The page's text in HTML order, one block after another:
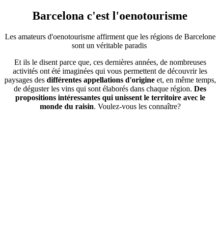
Barcelona c'est l'oenotourisme
Les amateurs d'oenotourisme affirment que les régions de Barcelone
sont un véritable paradis
Et ils le disent parce que, ces dernières années, de nombreuses
activités ont été imaginées qui vous permettent de découvrir les
paysages des différentes appellations d'origineet, en même temps,
de déguster les vins qui sont élaborés dans chaque région. Des
propositions intéressantes qui unissent le territoire avec le
monde du raisin. Voulez-vous les connaître?